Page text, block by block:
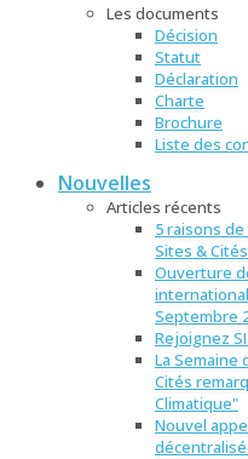
Les documents
Décision
Statut
Déclaration
Charte
Brochure
Liste des
Nouvelles
Articles récents
5 raisons
Sites &
Ouverture
Septembre
Rejoignez
La
Cités
Climatique"
Nouvel